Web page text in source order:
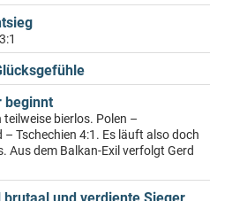
beginnt
bierlos. Polen –
Tschechien 4:1. Es läuft also doch
Aus dem Balkan-Exil verfolgt Gerd